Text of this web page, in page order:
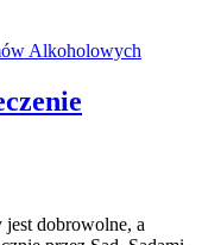
Alkoholowych
jest dobrowolne, a